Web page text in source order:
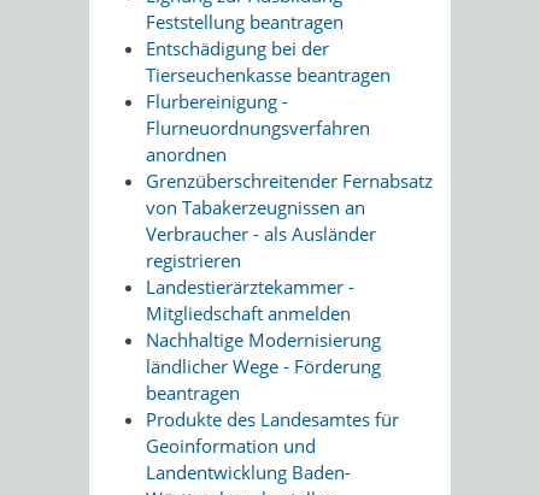
Feststellung beantragen
Entschädigung bei der
Tierseuchenkasse beantragen
Flurbereinigung -
Flurneuordnungsverfahren
anordnen
Grenzüberschreitender Fernabsatz
von Tabakerzeugnissen an
Verbraucher - als Ausländer
registrieren
Landestierärztekammer -
Mitgliedschaft anmelden
Nachhaltige Modernisierung
ländlicher Wege - Förderung
beantragen
Produkte des Landesamtes für
Geoinformation und
Landentwicklung Baden-